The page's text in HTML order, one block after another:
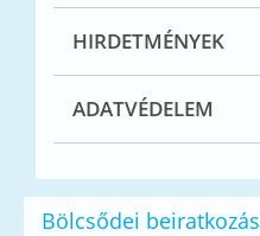
HIRDETMÉNYEK
ADATVÉDELEM
Bölcsődei beiratkozás